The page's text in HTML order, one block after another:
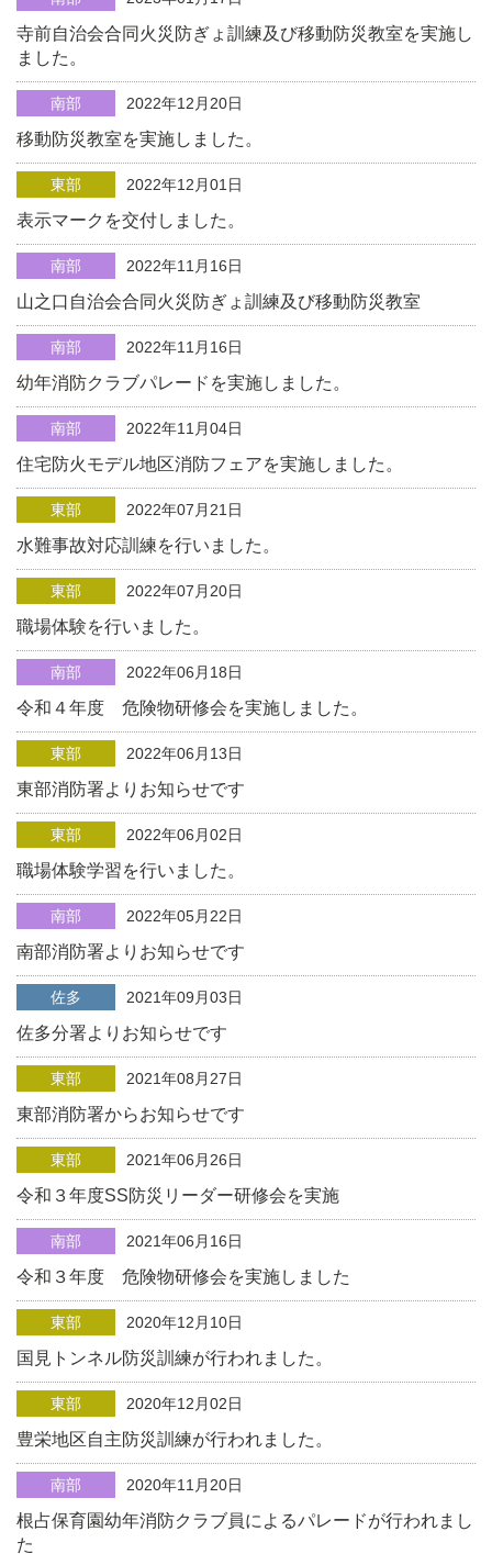
寺前自治会合同火災防ぎょ訓練及び移動防災教室を実施し
ました。
南部 2022年12月20日
移動防災教室を実施しました。
東部 2022年12月01日
表示マークを交付しました。
南部 2022年11月16日
山之口自治会合同火災防ぎょ訓練及び移動防災教室
南部 2022年11月16日
幼年消防クラブパレードを実施しました。
南部 2022年11月04日
住宅防火モデル地区消防フェアを実施しました。
東部 2022年07月21日
水難事故対応訓練を行いました。
東部 2022年07月20日
職場体験を行いました。
南部 2022年06月18日
令和４年度 危険物研修会を実施しました。
東部 2022年06月13日
東部消防署よりお知らせです
東部 2022年06月02日
職場体験学習を行いました。
南部 2022年05月22日
南部消防署よりお知らせです
佐多 2021年09月03日
佐多分署よりお知らせです
東部 2021年08月27日
東部消防署からお知らせです
東部 2021年06月26日
令和３年度SS防災リーダー研修会を実施
南部 2021年06月16日
令和３年度 危険物研修会を実施しました
東部 2020年12月10日
国見トンネル防災訓練が行われました。
東部 2020年12月02日
豊栄地区自主防災訓練が行われました。
南部 2020年11月20日
根占保育園幼年消防クラブ員によるパレードが行われまし
た